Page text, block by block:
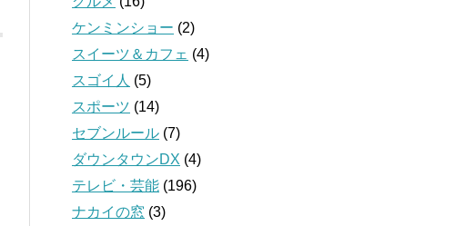
ケンミンショー (2)
スイーツ＆カフェ (4)
スゴイ人 (5)
スポーツ (14)
セブンルール (7)
ダウンタウンDX (4)
テレビ・芸能 (196)
ナカイの窓 (3)